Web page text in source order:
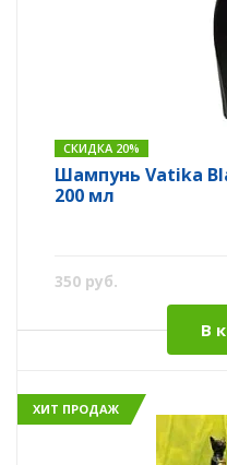
СКИДКА 20%
Шампунь Vatika
200 мл
350 руб.
В
ХИТ ПРОДАЖ